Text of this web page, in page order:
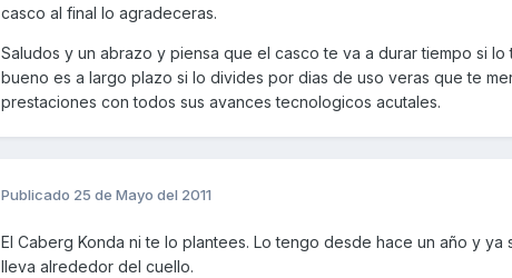
casco al final lo agradeceras.
Saludos y un abrazo y piensa que el casco te va a durar tiempo si
bueno es a largo plazo si lo divides por dias de uso veras que te
prestaciones con todos sus avances tecnologicos acutales.
Publicado 25 de Mayo del 2011
El Caberg Konda ni te lo plantees. Lo tengo desde hace un año y
lleva alrededor del cuello.